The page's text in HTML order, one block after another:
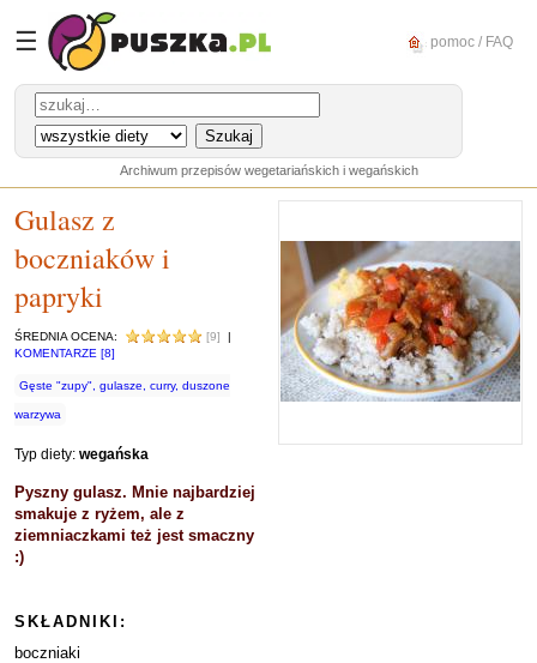
☰ pomoc / FAQ
Archiwum przepisów wegetariańskich i wegańskich
Gulasz z
boczniaków i
papryki
ŚREDNIA OCENA: [9]
|
KOMENTARZE [8]
Gęste "zupy", gulasze, curry, duszone
warzywa
Typ diety: wegańska
Pyszny gulasz. Mnie najbardziej
smakuje z ryżem, ale z
ziemniaczkami też jest smaczny
:)
SKŁADNIKI:
boczniaki